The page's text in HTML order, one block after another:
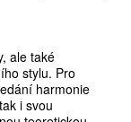
ale také
stylu. Pro
harmonie
i svou